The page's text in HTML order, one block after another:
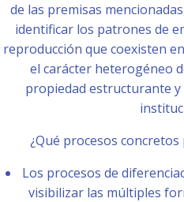
de las premisas
identificar los patrones de
reproducción que coexisten
el carácter heterogéneo
propiedad estructurante
¿Qué procesos
Los procesos de
visibilizar las múltiples